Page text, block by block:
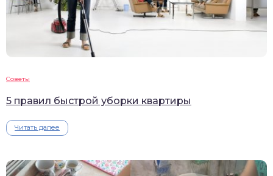
Советы
5 правил быстрой уборки квартиры
Читать далее